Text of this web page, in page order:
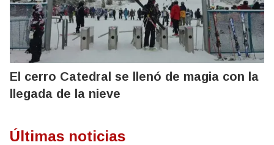
El cerro Catedral se llenó de magia con la
llegada de la nieve
Últimas noticias